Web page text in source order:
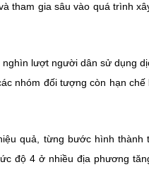
tham gia sâu vào quá trình
lượt người dân sử dụng
nhóm đối tượng còn hạn
quả, từng bước hình thành
độ 4 ở nhiều địa phương